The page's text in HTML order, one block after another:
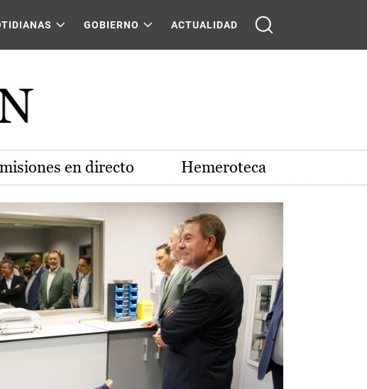
GOBIERNO ACTUALIDAD
en directo Hemeroteca